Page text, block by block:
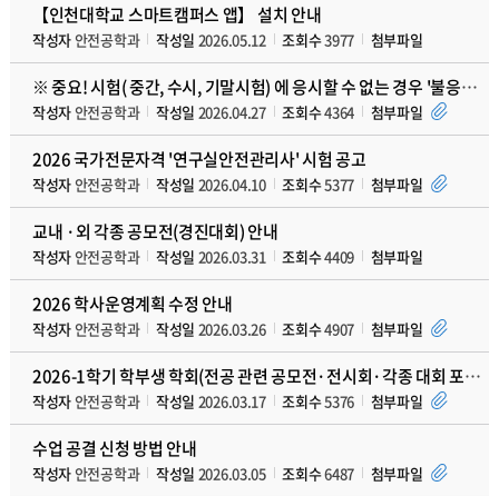
【인천대학교 스마트캠퍼스 앱】 설치 안내
작성자안전공학과 작성일 2026.05.12 조회수3977 첨부파일
※ 중요! 시험( 중간, 수시, 기말시험) 에 응시할 수 없는 경우 '불응시 신고서' 제출 안내
작성자안전공학과 작성일 2026.04.27 조회수4364 첨부파일
2026 국가전문자격 '연구실안전관리사' 시험 공고
작성자안전공학과 작성일 2026.04.10 조회수5377 첨부파일
교내 ·외 각종 공모전(경진대회) 안내
작성자안전공학과 작성일 2026.03.31 조회수4409 첨부파일
2026 학사운영계획 수정 안내
작성자안전공학과 작성일 2026.03.26 조회수4907 첨부파일
2026-1학기 학부생 학회(전공 관련 공모전·전시회·각종 대회 포함)발표 지원 프로그램 안내
작성자안전공학과 작성일 2026.03.17 조회수5376 첨부파일
수업 공결 신청 방법 안내
작성자안전공학과 작성일 2026.03.05 조회수6487 첨부파일